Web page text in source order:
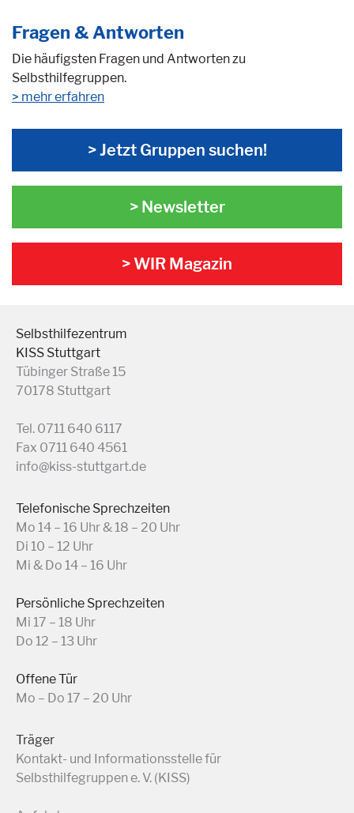
Fragen & Antworten
Die häufigsten Fragen und Antworten zu
Selbsthilfegruppen.
mehr erfahren
> Jetzt Gruppen suchen!
> Newsletter
> WIR Magazin
Selbsthilfezentrum
KISS Stuttgart
Tübinger Straße 15
70178 Stuttgart
Tel. 0711 640 6117
Fax 0711 640 4561
info@kiss-stuttgart.de
Telefonische Sprechzeiten
Mo 14 – 16 Uhr & 18 – 20 Uhr
Di 10 – 12 Uhr
Mi & Do 14 – 16 Uhr
Persönliche Sprechzeiten
Mi 17 – 18 Uhr
Do 12 – 13 Uhr
Offene Tür
Mo – Do 17 – 20 Uhr
Träger
Kontakt- und Informationsstelle für
Selbsthilfegruppen e. V. (KISS)